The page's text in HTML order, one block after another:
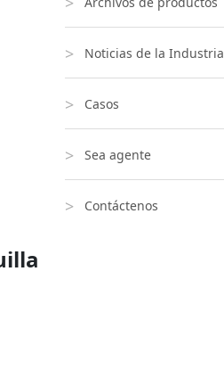
Noticias de la Industria
Casos
Sea agente
Contáctenos